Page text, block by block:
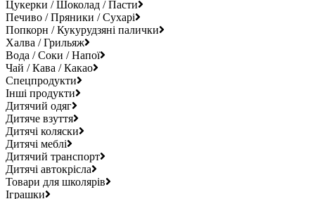
Цукерки / Шоколад / Пасти
Печиво / Пряники / Сухарі
Попкорн / Кукурудзяні палички
Халва / Грильяж
Вода / Соки / Напої
Чай / Кава / Какао
Спецпродукти
Інші продукти
Дитячий одяг
Дитяче взуття
Дитячі коляски
Дитячі меблі
Дитячий транспорт
Дитячі автокрісла
Товари для школярів
Іграшки